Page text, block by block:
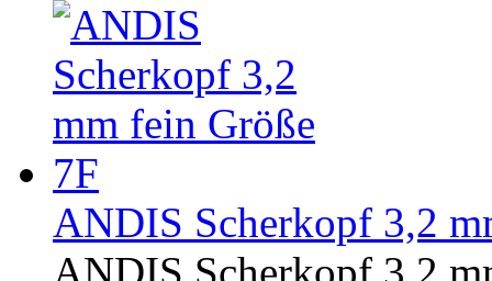
ANDIS Scherkopf 3,2
ANDIS Scherkopf 3,2